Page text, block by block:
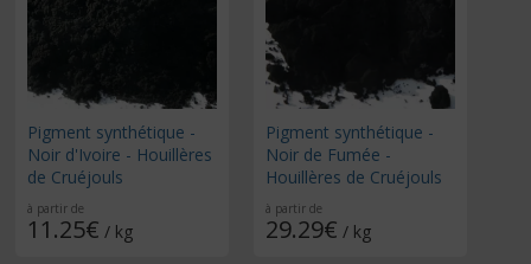
Pigment synthétique -
Noir d'Ivoire - Houillères
de Cruéjouls
à partir de
11.25€ / kg
Pigment synthétique -
Noir de Fumée -
Houillères de Cruéjouls
à partir de
29.29€ / kg